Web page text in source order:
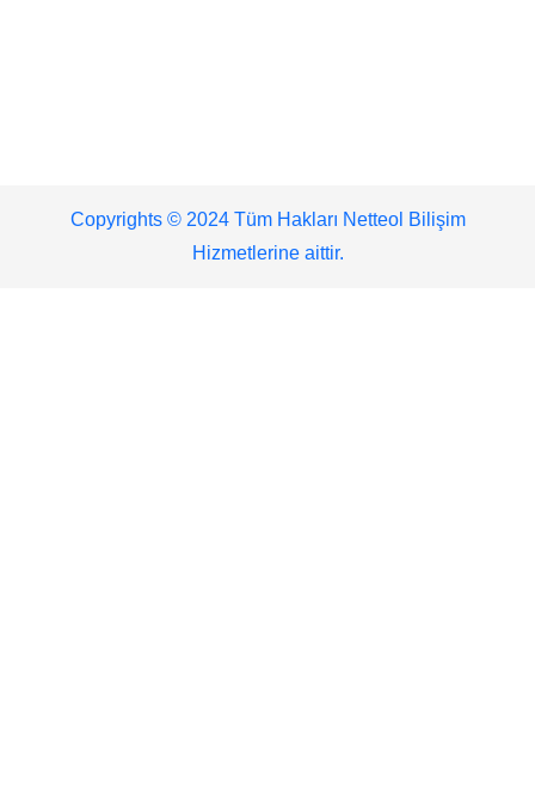
Copyrights © 2024 Tüm Hakları Netteol Bilişim
Hizmetlerine aittir.